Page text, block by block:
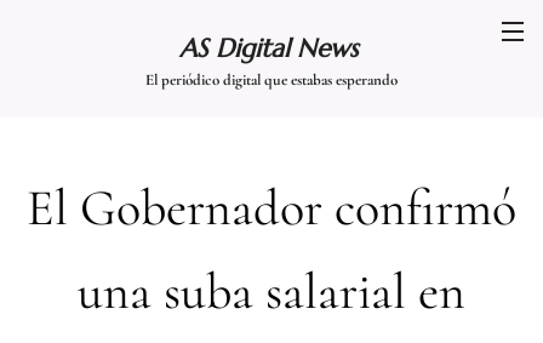
AS Digital News
El periódico digital que estabas esperando
El Gobernador confirmó
una suba salarial en